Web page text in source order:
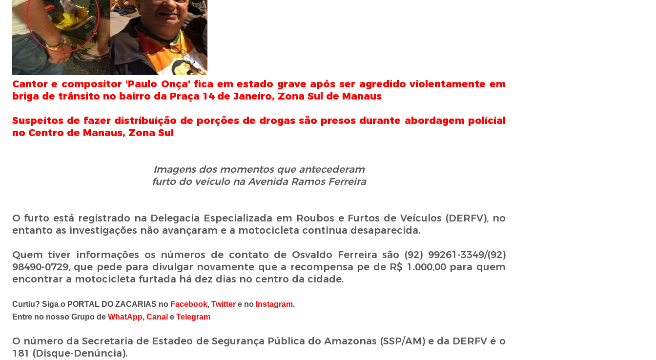
Cantor e compositor 'Paulo Onça' fica em estado grave após ser agredido violentamente em
briga de trânsito no bairro da Praça 14 de Janeiro, Zona Sul de Manaus
Suspeitos de fazer distribuição de porções de drogas são presos durante abordagem policial
no Centro de Manaus, Zona Sul
Imagens dos momentos que antecederam
furto do veículo na Avenida Ramos Ferreira
O furto está registrado na Delegacia Especializada em Roubos e Furtos de Veículos (DERFV), no
entanto as investigações não avançaram e a motocicleta continua desaparecida.
Quem tiver informações os números de contato de Osvaldo Ferreira são (92) 99261-3349/(92)
98490-0729, que pede para divulgar novamente que a recompensa pe de R$ 1.000,00 para quem
encontrar a motocicleta furtada há dez dias no centro da cidade.
Curtiu? Siga o PORTAL DO ZACARIAS no Facebook, Twittere no Instagram.
Entre no nosso Grupo de WhatApp, Canal e Telegram
O número da Secretaria de Estadeo de Segurança Pública do Amazonas (SSP/AM) e da DERFV é o
181 (Disque-Denúncia).